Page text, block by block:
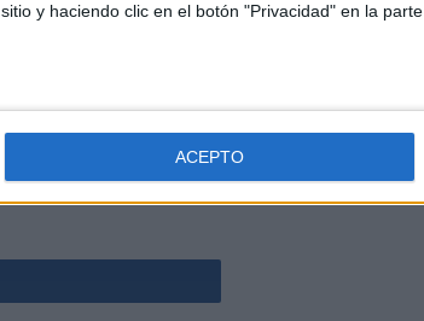
y haciendo clic en el botón "Privacidad" en la parte
ACEPTO
si son capaces de